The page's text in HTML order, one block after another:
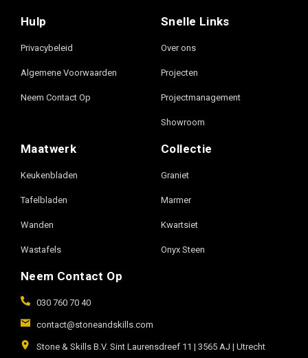
Hulp
Privacybeleid
Algemene Voorwaarden
Neem Contact Op
Snelle Links
Over ons
Projecten
Projectmanagement
Showroom
Maatwerk
Keukenbladen
Tafelbladen
Wanden
Wastafels
Collectie
Graniet
Marmer
Kwartsiet
Onyx Steen
Neem Contact Op
030 760 70 40
contact@stoneandskills.com
Stone & Skills B.V. Sint Laurensdreef 11 | 3565 AJ | Utrecht